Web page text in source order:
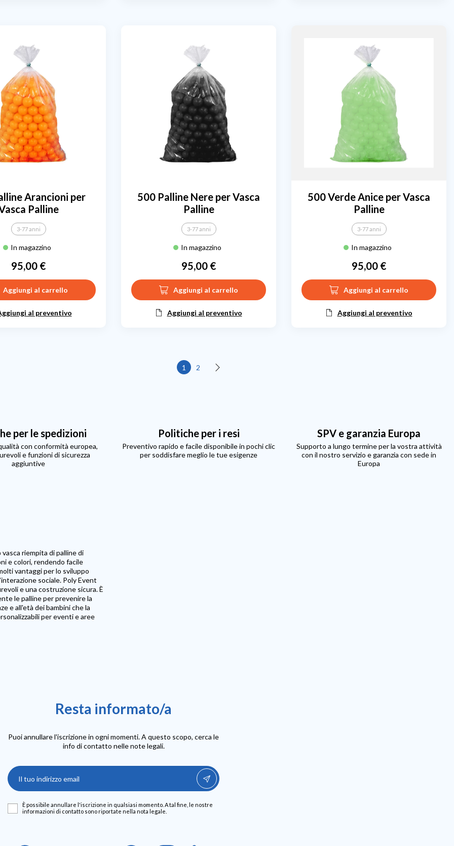
Arancioni per
Palline
3-77 anni
In magazzino
Prezzo
95,00 €
Aggiungi al carrello
al preventivo
500 Palline Nere per Vasca
Palline
3-77 anni
In magazzino
Prezzo
95,00 €
Aggiungi al carrello
Aggiungi al preventivo
500 Verde Anice per Vasca
Palline
3-77 anni
In magazzino
Prezzo
95,00 €
Aggiungi al carrello
Aggiungi al preventivo
1 2 Successivo
Resta informato/a
Puoi annullare l'iscrizione in ogni momenti. A questo scopo, cerca le
info di contatto nelle note legali.
È possibile annullare l'iscrizione in qualsiasi momento. A tal fine, le nostre
informazioni di contatto sono riportate nella nota legale.
per le spedizioni
con conformità europea,
e funzioni di sicurezza
aggiuntive
Politiche per i resi
Preventivo rapido e facile disponibile in pochi clic
per soddisfare meglio le tue esigenze
SPV e garanzia Europa
Supporto a lungo termine per la vostra attività
con il nostro servizio e garanzia con sede in
Europa
riempita di palline di
e colori, rendendo facile
vantaggi per lo sviluppo
sociale. Poly Event
e una costruzione sicura. È
le palline per prevenire la
e all'età dei bambini che la
per eventi e aree